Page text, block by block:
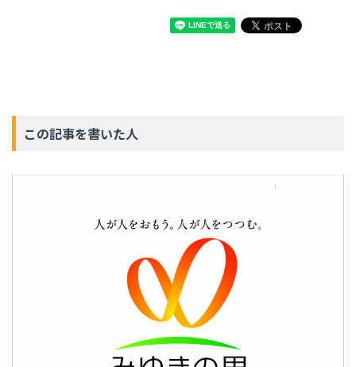
この記事を書いた人